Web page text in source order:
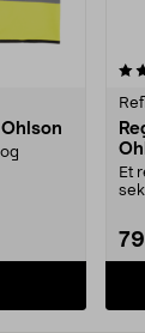
Et